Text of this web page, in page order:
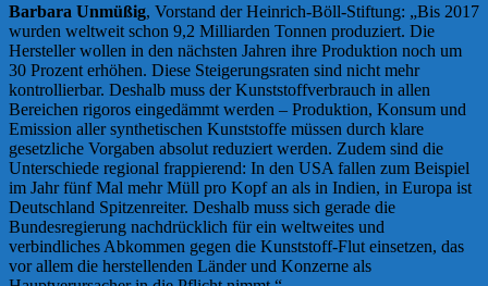
Barbara Unmüßig, Vorstand der Heinrich-Böll-Stiftung: „Bis 2017
wurden weltweit schon 9,2 Milliarden Tonnen produziert. Die
Hersteller wollen in den nächsten Jahren ihre Produktion noch um
30 Prozent erhöhen. Diese Steigerungsraten sind nicht mehr
kontrollierbar. Deshalb muss der Kunststoffverbrauch in allen
Bereichen rigoros eingedämmt werden – Produktion, Konsum und
Emission aller synthetischen Kunststoffe müssen durch klare
gesetzliche Vorgaben absolut reduziert werden. Zudem sind die
Unterschiede regional frappierend: In den USA fallen zum Beispiel
im Jahr fünf Mal mehr Müll pro Kopf an als in Indien, in Europa ist
Deutschland Spitzenreiter. Deshalb muss sich gerade die
Bundesregierung nachdrücklich für ein weltweites und
verbindliches Abkommen gegen die Kunststoff-Flut einsetzen, das
vor allem die herstellenden Länder und Konzerne als